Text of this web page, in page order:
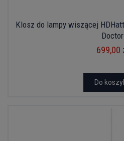
Klosz do lampy wiszącej
Doctor
699,00
Do